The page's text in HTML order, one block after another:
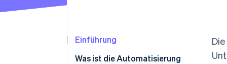
Einführung
Was ist die Automatisierung